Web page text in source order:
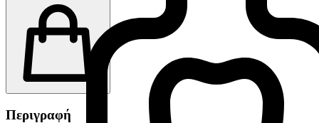
Περιγραφή